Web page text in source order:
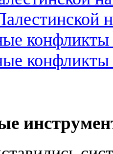
конфликты
конфликты